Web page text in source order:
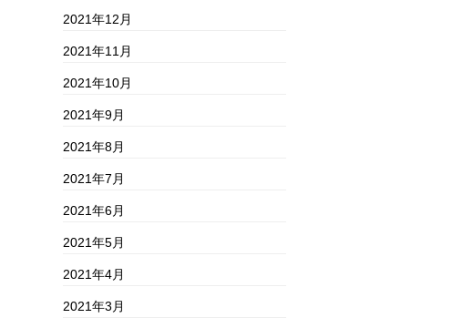
2021年12月
2021年11月
2021年10月
2021年9月
2021年8月
2021年7月
2021年6月
2021年5月
2021年4月
2021年3月